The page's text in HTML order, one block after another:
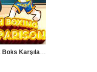
Matematik Boks Karşılaştırma